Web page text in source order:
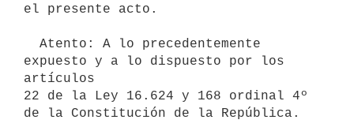
el presente acto.
expuesto y a lo dispuesto por los
artículos
22 de la Ley 16.624 y 168 ordinal 4º
de la Constitución de la República.